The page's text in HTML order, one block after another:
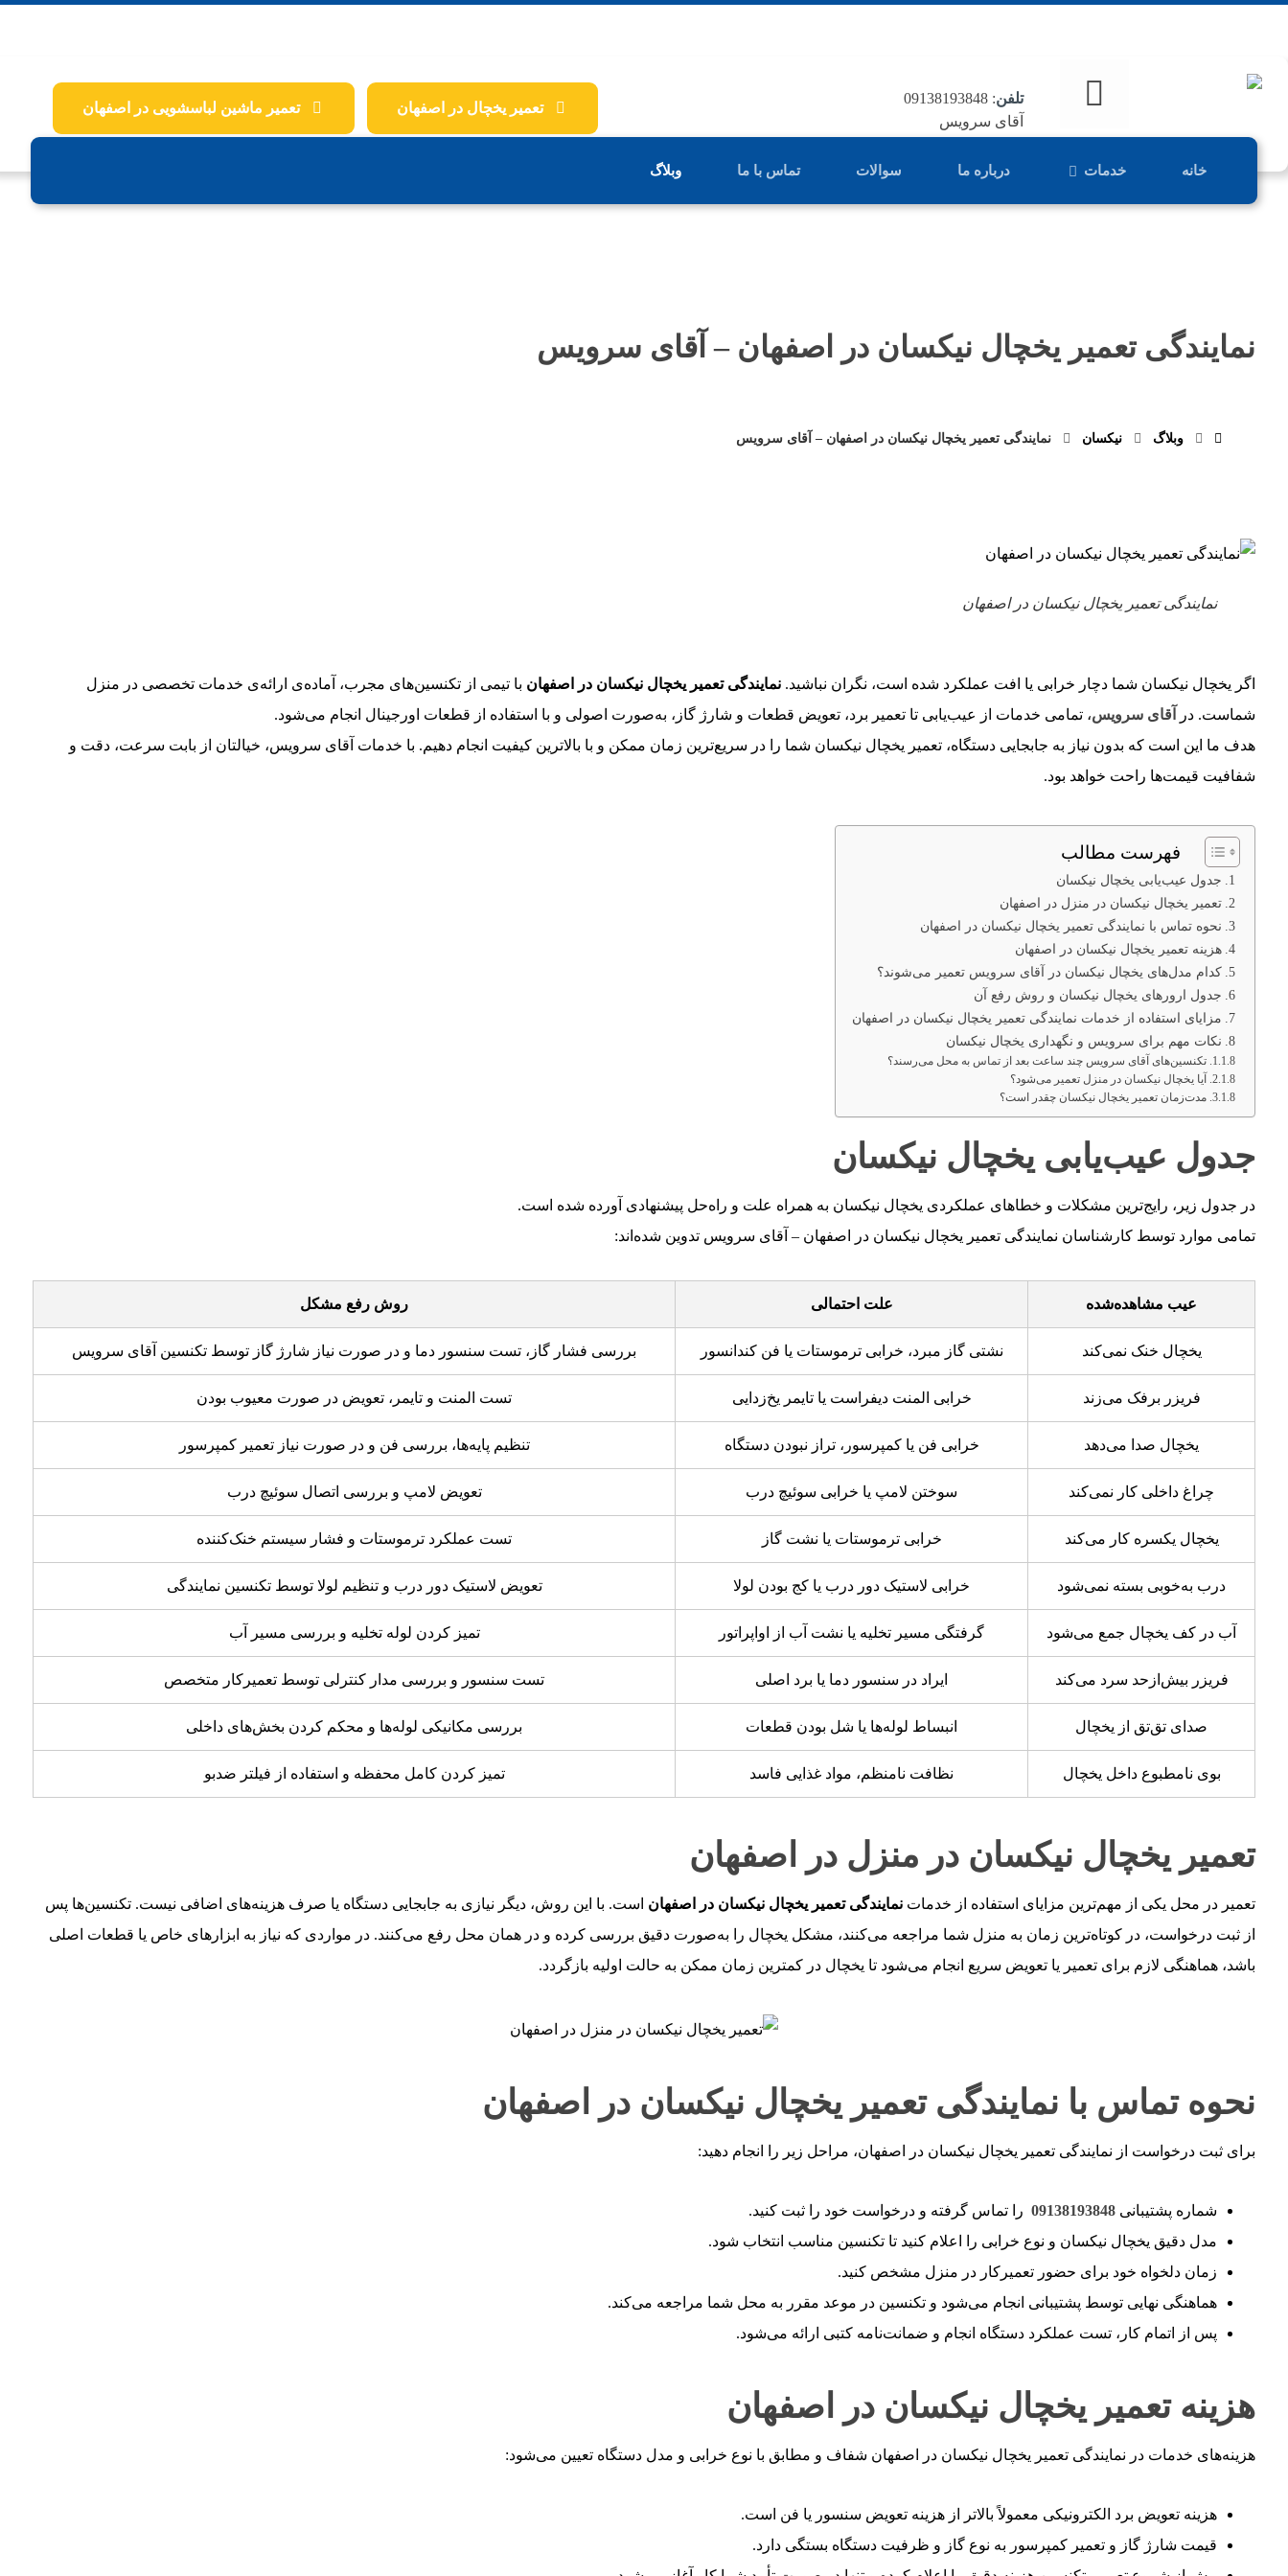
تلفن: 09138193848
آقای سرویس
تعمیر ماشین لباسشویی در اصفهان تعمیر یخچال در اصفهان
خانه خدمات درباره ما سوالات تماس با ما وبلاگ
نمایندگی تعمیر یخچال نیکسان در اصفهان – آقای سرویس
وبلاگ نیکسان نمایندگی تعمیر یخچال نیکسان در اصفهان – آقای سرویس
نمایندگی تعمیر یخچال نیکسان در اصفهان
اگر یخچال نیکسان شما دچار خرابی یا افت عملکرد شده است، نگران نباشید. نمایندگی تعمیر یخچال نیکسان در اصفهان با تیمی از تکنسین‌های مجرب، آماده‌ی ارائه‌ی خدمات تخصصی در منزل
شماست. در
آقای سرویس، تمامی خدمات از عیب‌یابی تا تعمیر برد، تعویض قطعات و شارژ گاز، به‌صورت اصولی و با استفاده از قطعات اورجینال انجام می‌شود.
هدف ما این است که بدون نیاز به جابجایی دستگاه، تعمیر یخچال نیکسان شما را در سریع‌ترین زمان ممکن و با بالاترین کیفیت انجام دهیم. با خدمات آقای سرویس، خیالتان از بابت سرعت، دقت و
شفافیت قیمت‌ها راحت خواهد بود.
فهرست مطالب
جدول عیب‌یابی یخچال نیکسان
تعمیر یخچال نیکسان در منزل در اصفهان
نحوه تماس با نمایندگی تعمیر یخچال نیکسان در اصفهان
هزینه تعمیر یخچال نیکسان در اصفهان
کدام مدل‌های یخچال نیکسان در آقای سرویس تعمیر می‌شوند؟
جدول ارورهای یخچال نیکسان و روش رفع آن
مزایای استفاده از خدمات نمایندگی تعمیر یخچال نیکسان در اصفهان
نکات مهم برای سرویس و نگهداری یخچال نیکسان
تکنسین‌های آقای سرویس چند ساعت بعد از تماس به محل می‌رسند؟
آیا یخچال نیکسان در منزل تعمیر می‌شود؟
مدت‌زمان تعمیر یخچال نیکسان چقدر است؟
جدول عیب‌یابی یخچال نیکسان
در جدول زیر، رایج‌ترین مشکلات و خطاهای عملکردی یخچال نیکسان به همراه علت و راه‌حل پیشنهادی آورده شده است.
تمامی موارد توسط کارشناسان نمایندگی تعمیر یخچال نیکسان در اصفهان – آقای سرویس تدوین شده‌اند:
عیب مشاهده‌شده علت احتمالی روش رفع مشکل
یخچال خنک نمی‌کند نشتی گاز مبرد، خرابی ترموستات یا فن کندانسور بررسی فشار گاز، تست سنسور دما و در صورت نیاز شارژ گاز توسط تکنسین آقای سرویس
فریزر برفک می‌زند خرابی المنت دیفراست یا تایمر یخ‌زدایی تست المنت و تایمر، تعویض در صورت معیوب بودن
یخچال صدا می‌دهد خرابی فن یا کمپرسور، تراز نبودن دستگاه تنظیم پایه‌ها، بررسی فن و در صورت نیاز تعمیر کمپرسور
چراغ داخلی کار نمی‌کند سوختن لامپ یا خرابی سوئیچ درب تعویض لامپ و بررسی اتصال سوئیچ درب
یخچال یکسره کار می‌کند خرابی ترموستات یا نشت گاز تست عملکرد ترموستات و فشار سیستم خنک‌کننده
درب به‌خوبی بسته نمی‌شود خرابی لاستیک دور درب یا کج بودن لولا تعویض لاستیک دور درب و تنظیم لولا توسط تکنسین نمایندگی
آب در کف یخچال جمع می‌شود گرفتگی مسیر تخلیه یا نشت آب از اواپراتور تمیز کردن لوله تخلیه و بررسی مسیر آب
فریزر بیش‌ازحد سرد می‌کند ایراد در سنسور دما یا برد اصلی تست سنسور و بررسی مدار کنترلی توسط تعمیرکار متخصص
صدای تق‌تق از یخچال انبساط لوله‌ها یا شل بودن قطعات بررسی مکانیکی لوله‌ها و محکم کردن بخش‌های داخلی
بوی نامطبوع داخل یخچال نظافت نامنظم، مواد غذایی فاسد تمیز کردن کامل محفظه و استفاده از فیلتر ضدبو
تعمیر یخچال نیکسان در منزل در اصفهان
تعمیر در محل یکی از مهم‌ترین مزایای استفاده از خدمات نمایندگی تعمیر یخچال نیکسان در اصفهان است. با این روش، دیگر نیازی به جابجایی دستگاه یا صرف هزینه‌های اضافی نیست. تکنسین‌ها پس
از ثبت درخواست، در کوتاه‌ترین زمان به منزل شما مراجعه می‌کنند، مشکل یخچال را به‌صورت دقیق بررسی کرده و در همان محل رفع می‌کنند. در مواردی که نیاز به ابزارهای خاص یا قطعات اصلی
باشد، هماهنگی لازم برای تعمیر یا تعویض سریع انجام می‌شود تا یخچال در کمترین زمان ممکن به حالت اولیه بازگردد.
نحوه تماس با نمایندگی تعمیر یخچال نیکسان در اصفهان
برای ثبت درخواست از نمایندگی تعمیر یخچال نیکسان در اصفهان، مراحل زیر را انجام دهید:
شماره پشتیبانی 09138193848را تماس گرفته و درخواست خود را ثبت کنید.
مدل دقیق یخچال نیکسان و نوع خرابی را اعلام کنید تا تکنسین مناسب انتخاب شود.
زمان دلخواه خود برای حضور تعمیرکار در منزل مشخص کنید.
هماهنگی نهایی توسط پشتیبانی انجام می‌شود و تکنسین در موعد مقرر به محل شما مراجعه می‌کند.
پس از اتمام کار، تست عملکرد دستگاه انجام و ضمانت‌نامه کتبی ارائه می‌شود.
هزینه تعمیر یخچال نیکسان در اصفهان
هزینه‌های خدمات در نمایندگی تعمیر یخچال نیکسان در اصفهان شفاف و مطابق با نوع خرابی و مدل دستگاه تعیین می‌شود:
هزینه تعویض برد الکترونیکی معمولاً بالاتر از هزینه تعویض سنسور یا فن است.
قیمت شارژ گاز و تعمیر کمپرسور به نوع گاز و ظرفیت دستگاه بستگی دارد.